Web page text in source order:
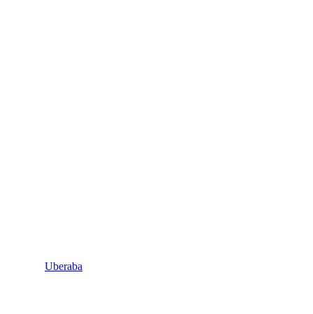
Uberaba